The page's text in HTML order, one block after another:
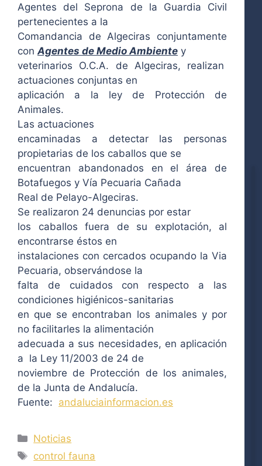
Agentes del Seprona de la Guardia Civil
pertenecientes a la
Comandancia de Algeciras conjuntamente
con Agentes de Medio Ambiente y
veterinarios O.C.A. de Algeciras, realizan
actuaciones conjuntas en
aplicación a la ley de Protección de
Animales.
Las actuaciones
encaminadas a detectar las personas
propietarias de los caballos que se
encuentran abandonados en el área de
Botafuegos y Vía Pecuaria Cañada
Real de Pelayo-Algeciras.
Se realizaron 24 denuncias por estar
los caballos fuera de su explotación, al
encontrarse éstos en
instalaciones con cercados ocupando la Via
Pecuaria, observándose la
falta de cuidados con respecto a las
condiciones higiénicos-sanitarias
en que se encontraban los animales y por
no facilitarles la alimentación
adecuada a sus necesidades, en aplicación
a la Ley 11/2003 de 24 de
noviembre de Protección de los animales,
de la Junta de Andalucía.
Fuente: andaluciainformacion.es
Categorías
Noticias
Etiquetas
control fauna